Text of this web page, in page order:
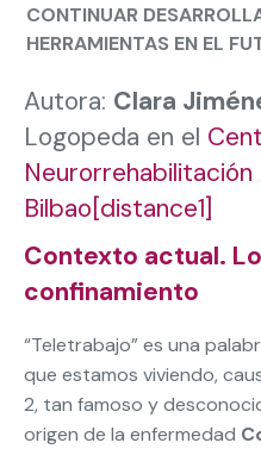
CONTINUAR
HERRAMIENTAS EN EL
Autora: Clara
Logopeda en el
Bilbao[distance1]
Contexto actual.
confinamiento
“Teletrabajo” es una
que estamos viviendo,
2, tan famoso y
origen de la enfermedad